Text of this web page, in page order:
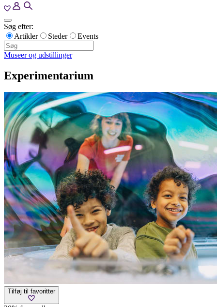
Søg efter:
Artikler
Steder Events
Museer og udstillinger
Experimentarium
Tilføj til favoritter